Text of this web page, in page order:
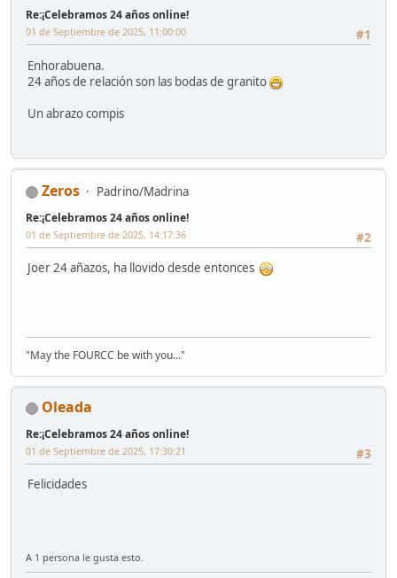
Re:¡Celebramos 24 años online!
#1
01 de Septiembre de 2025, 11:00:00
Enhorabuena.
24 años de relación son las bodas de granito
Un abrazo compis
Zeros Padrino/Madrina
Re:¡Celebramos 24 años online!
#2
01 de Septiembre de 2025, 14:17:36
Joer 24 añazos, ha llovido desde entonces
"May the FOURCC be with you..."
Oleada
Re:¡Celebramos 24 años online!
#3
01 de Septiembre de 2025, 17:30:21
Felicidades
A 1 persona le gusta esto.